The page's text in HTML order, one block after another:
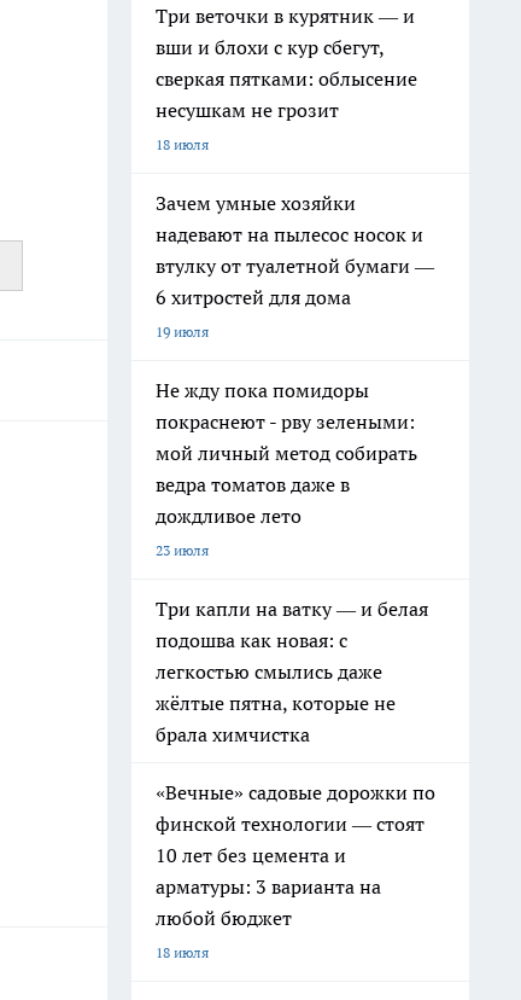
Три веточки в курятник — и
вши и блохи с кур сбегут,
сверкая пятками: облысение
несушкам не грозит
18 июля
Зачем умные хозяйки
надевают на пылесос носок и
втулку от туалетной бумаги —
6 хитростей для дома
19 июля
Не жду пока помидоры
покраснеют - рву зелеными:
мой личный метод собирать
ведра томатов даже в
дождливое лето
23 июля
Три капли на ватку — и белая
подошва как новая: с
легкостью смылись даже
жёлтые пятна, которые не
брала химчистка
«Вечные» садовые дорожки по
финской технологии — стоят
10 лет без цемента и
арматуры: 3 варианта на
любой бюджет
18 июля